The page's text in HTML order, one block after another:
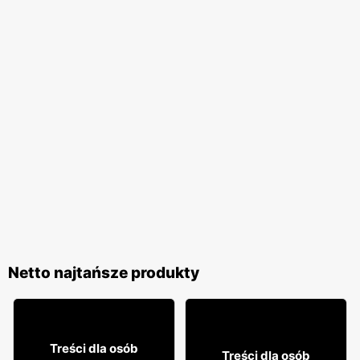
Netto najtańsze produkty
99
Treści dla osób
Treści dla osób